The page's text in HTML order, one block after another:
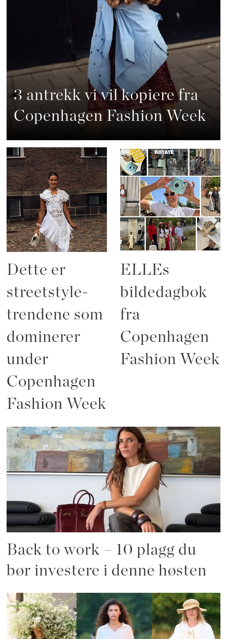
3 antrekk vi vil kopiere fra
Copenhagen Fashion Week
Dette er
streetstyle-
trendene som
dominerer
under
Copenhagen
Fashion Week
ELLEs
bildedagbok
fra
Copenhagen
Fashion Week
Back to work – 10 plagg du
bør investere i denne høsten